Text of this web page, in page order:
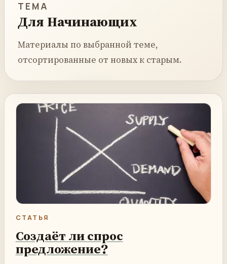
ТЕМА
Для Начинающих
Материалы по выбранной теме,
отсортированные от новых к старым.
СТАТЬЯ
Создаёт ли спрос
предложение?